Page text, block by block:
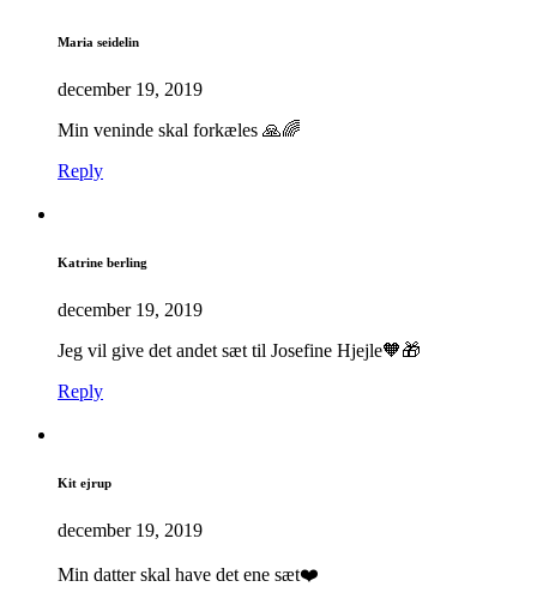
Maria seidelin
december 19, 2019
Min veninde skal forkæles 🙏🌈
Reply
Katrine berling
december 19, 2019
Jeg vil give det andet sæt til Josefine Hjejle🧡🎁
Reply
Kit ejrup
december 19, 2019
Min datter skal have det ene sæt❤️